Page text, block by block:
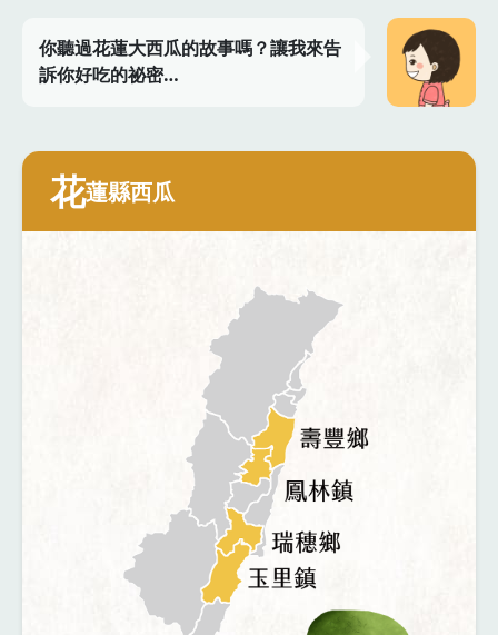
你聽過花蓮大西瓜的故事嗎？讓我來告
訴你好吃的祕密…
花蓮縣西瓜